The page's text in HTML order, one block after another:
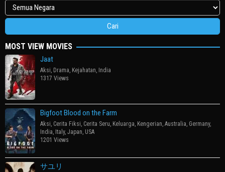
MOST VIEW MOVIES
Jaat
Aksi, Drama, Kejahatan, India
1317 Views
Bigfoot Blood on the Farm
Aksi, Cerita Fiksi, Cerita Seru, Keluarga, Kengerian, Australia, Germany,
India, Italy, Japan, USA
1201 Views
サユリ